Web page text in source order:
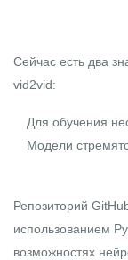
Сейчас есть два
vid2vid:
Для обучения
Модели
Репозиторий
использованием
возможностях